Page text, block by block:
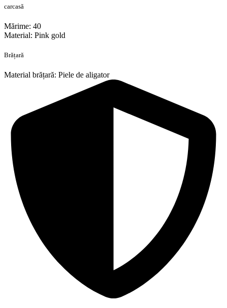
carcasă
Mărime: 40
Material: Pink gold
Brățară
Material brățară: Piele de aligator